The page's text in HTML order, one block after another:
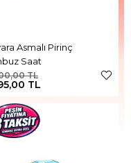
Asmalı Pirinç
Saat
TL
TL